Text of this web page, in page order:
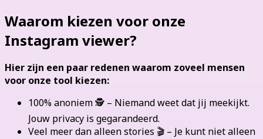
Waarom kiezen voor onze
Instagram viewer?
Hier zijn een paar redenen waarom zoveel mensen
voor onze tool kiezen:
100% anoniem 🕵️ – Niemand weet dat jij meekijkt.
Jouw privacy is gegarandeerd.
Veel meer dan alleen stories 🎬 – Je kunt niet alleen